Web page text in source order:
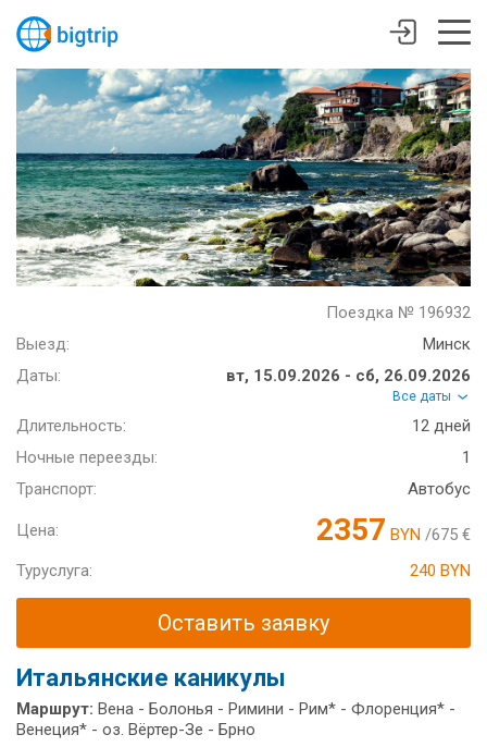
Поездка № 196932
Выезд:
Минск
Даты:
вт, 15.09.2026 - сб, 26.09.2026
Все даты
Длительность:
12 дней
Ночные переезды:
1
Транспорт:
Автобус
Цена: 2357 BYN /675 €
Туруслуга:
240 BYN
Оставить заявку
Итальянские каникулы
Маршрут: Вена - Болонья - Римини - Рим* - Флоренция* -
Венеция* - оз. Вёртер-Зе - Брно